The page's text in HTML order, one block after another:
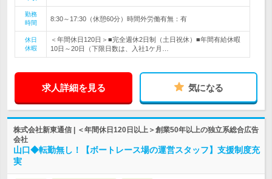
勤務
時間
8:30～17:30（休憩60分）時間外労働有無：有
休日
休暇
＜年間休日120日＞■完全週休2日制（土日祝休）■年間有給休暇
10日～20日（下限日数は、入社1ケ月…
求人詳細を見る 気になる
株式会社新東通信 | ＜年間休日120日以上＞創業50年以上の独立系総合広告
会社
山口◆転勤無し！【ボートレース場の運営スタッフ】支援制度充
実